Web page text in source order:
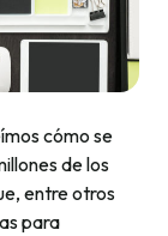
cómo se
de los
entre otros
para